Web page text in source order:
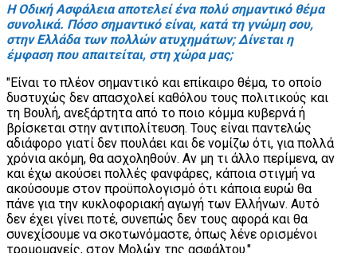
Η Οδική Ασφάλεια αποτελεί ένα πολύ σημαντικό θέμα
συνολικά. Πόσο σημαντικό είναι, κατά τη γνώμη σου,
στην Ελλάδα των πολλών ατυχημάτων; Δίνεται η
έμφαση που απαιτείται, στη χώρα μας;
"Είναι το πλέον σημαντικό και επίκαιρο θέμα, το οποίο
δυστυχώς δεν απασχολεί καθόλου τους πολιτικούς και
τη Βουλή, ανεξάρτητα από το ποιο κόμμα κυβερνά ή
βρίσκεται στην αντιπολίτευση. Τους είναι παντελώς
αδιάφορο γιατί δεν πουλάει και δε νομίζω ότι, για πολλά
χρόνια ακόμη, θα ασχοληθούν. Αν μη τι άλλο περίμενα, αν
και έχω ακούσει πολλές φανφάρες, κάποια στιγμή να
ακούσουμε στον προϋπολογισμό ότι κάποια ευρώ θα
πάνε για την κυκλοφοριακή αγωγή των Ελλήνων. Αυτό
δεν έχει γίνει ποτέ, συνεπώς δεν τους αφορά και θα
συνεχίσουμε να σκοτωνόμαστε, όπως λένε ορισμένοι
τρομομανείς, στον Μολώχ της ασφάλτου."